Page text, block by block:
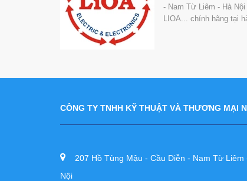
- Nam Từ Liêm - Hà
LIOA... chính hãng tại
CÔNG TY TNHH KỸ THUẬT VÀ THƯƠNG MẠI
207 Hồ Tùng Mậu - Cầu Diễn - Nam Từ Liêm
Nội